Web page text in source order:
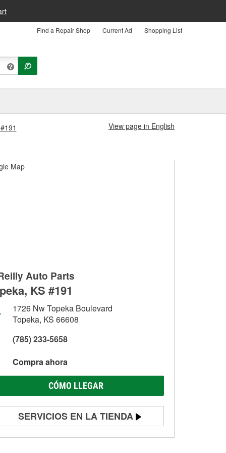
Find a Repair Shop Current Ad Shopping List
View page in English
Auto Parts
KS #191
1726 Nw Topeka Boulevard
Topeka, KS 66608
(785) 233-5658
Compra ahora
CÓMO LLEGAR
SERVICIOS EN LA TIENDA
Prueba de batería